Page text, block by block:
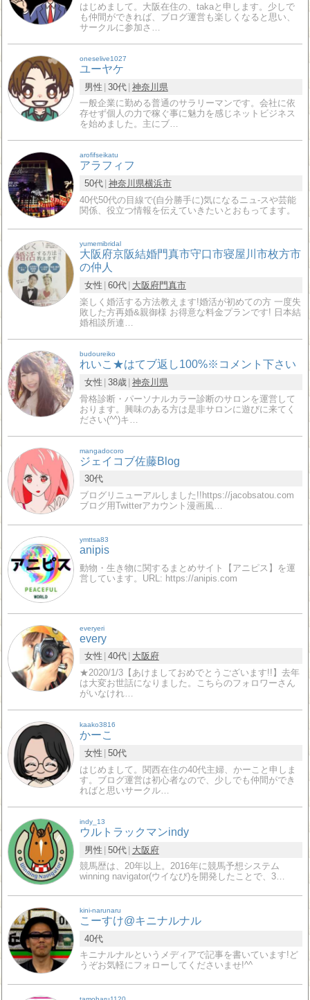
はじめまして。大阪在住の、takaと申します。少しで
も仲間ができれば、ブログ運営も楽しくなると思い、
サークルに参加さ…
oneselive1027
ユーヤケ
男性 30代 神奈川県
一般企業に勤める普通のサラリーマンです。会社に依
存せず個人の力で稼ぐ事に魅力を感じネットビジネス
を始めました。主にブ…
arofifseikatu
アラフィフ
50代 神奈川県横浜市
40代50代の目線で(自分勝手に)気になるニュ-スや芸能
関係、役立つ情報を伝えていきたいとおもってます。
yumemibridal
大阪府京阪結婚門真市守口市寝屋川市枚方市
の仲人
女性 60代 大阪府門真市
楽しく婚活する方法教えます!婚活が初めての方 一度失
敗した方再婚&親御様 お得意な料金プランです! 日本結
婚相談所連…
budoureiko
れいこ★はてブ返し100%※コメント下さい
女性 38歳 神奈川県
骨格診断・パーソナルカラー診断のサロンを運営して
おります。興味のある方は是非サロンに遊びに来てく
ださい(^^)キ…
mangadocoro
ジェイコブ佐藤Blog
30代
ブログリニューアルしました!!https://jacobsatou.com
ブログ用Twitterアカウント漫画風…
ymttsa83
anipis
動物・生き物に関するまとめサイト【アニピス】を運
営しています。URL: https://anipis.com
everyeri
every
女性 40代
大阪府
★2020/1/3【あけましておめでとうございます!!】去年
は大変お世話になりました。こちらのフォロワーさん
がいなけれ…
kaako3816
かーこ
女性 50代
はじめまして。関西在住の40代主婦、かーこと申しま
す。ブログ運営は初心者なので、少しでも仲間ができ
ればと思いサークル…
indy_13
ウルトラックマンindy
男性 50代
大阪府
競馬歴は、20年以上。2016年に競馬予想システム
winning navigator(ウイなび)を開発したことで、3…
kini-narunaru
こーすけ@キニナルナル
40代
キニナルナルというメディアで記事を書いています!ど
うぞお気軽にフォローしてくださいませ!^^